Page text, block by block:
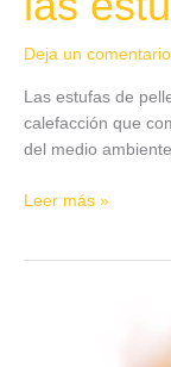
Deja un comentario
Las estufas de
calefacción que
del medio
Leer más »